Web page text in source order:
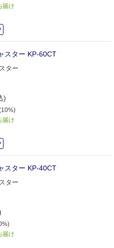
届け
スター KP-60CT
ター
)
届け
スター KP-40CT
ター
届け